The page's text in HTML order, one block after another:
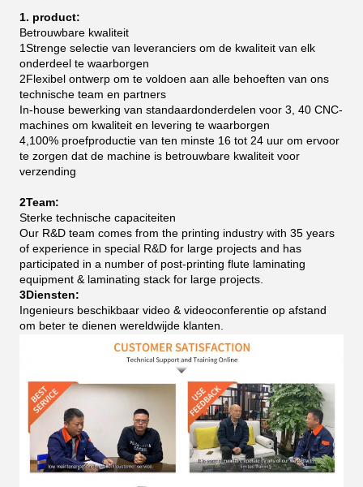
1. product:
Betrouwbare kwaliteit
1Strenge selectie van leveranciers om de kwaliteit van elk
onderdeel te waarborgen
2Flexibel ontwerp om te voldoen aan alle behoeften van ons
technische team en partners
In-house bewerking van standaardonderdelen voor 3, 40 CNC-
machines om kwaliteit en levering te waarborgen
4,100% proefproductie van ten minste 16 tot 24 uur om ervoor
te zorgen dat de machine is betrouwbare kwaliteit voor
verzending
2Team:
Sterke technische capaciteiten
Our R&D team comes from the printing industry with 35 years
of experience in special R&D for large projects and has
participated in a number of post-printing flute laminating
equipment & laminating stack for large projects.
3Diensten:
Ingenieurs beschikbaar video & videoconferentie op afstand
om beter te dienen wereldwijde klanten.